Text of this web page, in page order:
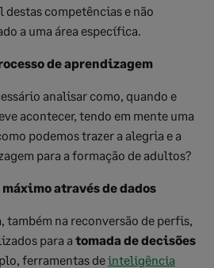
competências e não
a uma área específica.
de aprendizagem
analisar como, quando e
acontecer, tendo em mente uma
podemos trazer a alegria e a
para a formação de adultos?
através de dados
também na reconversão de perfis,
para a tomada de decisões
ferramentas deinteligência